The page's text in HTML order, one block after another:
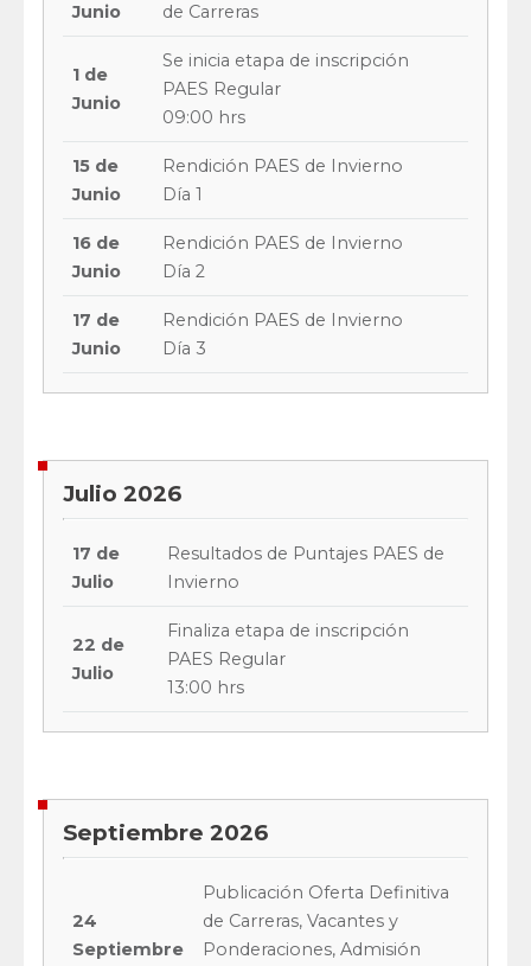
Junio
de Carreras
1 de
Junio
Se inicia etapa de inscripción
PAES Regular
09:00 hrs
15 de
Junio
Rendición PAES de Invierno
Día 1
16 de
Junio
Rendición PAES de Invierno
Día 2
17 de
Junio
Rendición PAES de Invierno
Día 3
Julio 2026
17 de
Julio
Resultados de Puntajes PAES de
Invierno
22 de
Julio
Finaliza etapa de inscripción
PAES Regular
13:00 hrs
Septiembre 2026
24
Septiembre
Publicación Oferta Definitiva
de Carreras, Vacantes y
Ponderaciones, Admisión